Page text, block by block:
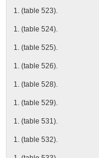
1. (table 523).
1. (table 524).
1. (table 525).
1. (table 526).
1. (table 528).
1. (table 529).
1. (table 531).
1. (table 532).